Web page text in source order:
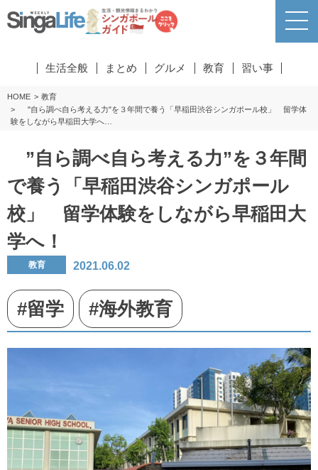
生活全般 まとめ グルメ 教育 習い事
HOME
教育
"自ら調べ自ら考える力"を３年間で養う「早稲田渋谷シンガポール校」 留学体
験をしながら早稲田大学へ…
”自ら調べ自ら考える力”を３年間
で養う「早稲田渋谷シンガポール
校」 留学体験をしながら早稲田大
学へ！
教育 2021.06.02
#留学 #海外教育